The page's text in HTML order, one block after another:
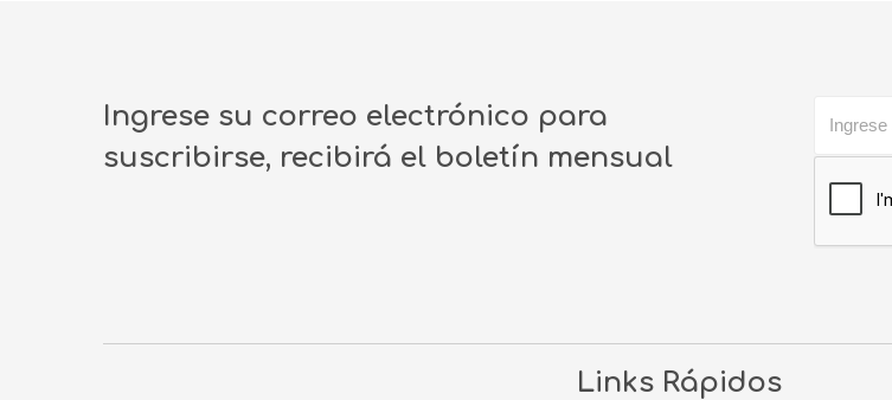
Ingrese su correo electrónico para
suscribirse, recibirá el boletín mensual
Links Rápidos